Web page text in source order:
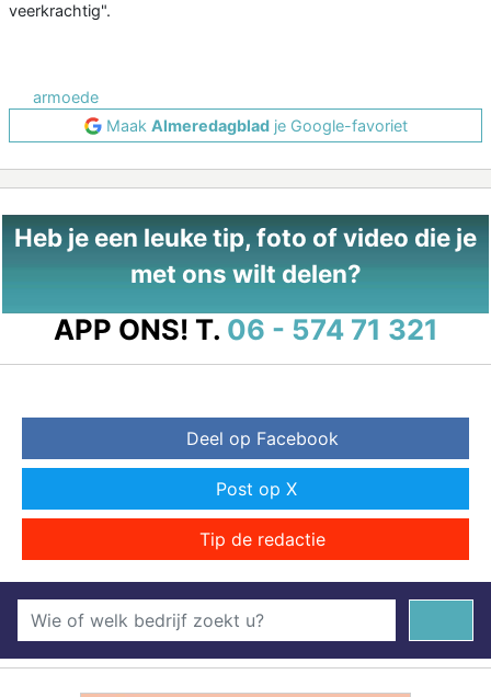
veerkrachtig".
armoede
Maak Almeredagbladje Google-favoriet
Heb je een leuke tip, foto of video die je
met ons wilt delen?
APP ONS! T. 06 - 574 71 321
Deel op Facebook
Post op X
Tip de redactie